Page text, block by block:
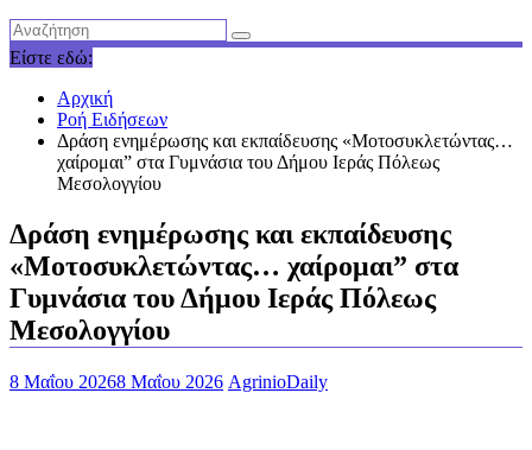
Είστε εδώ:
Αρχική
Ροή Ειδήσεων
Δράση ενημέρωσης και εκπαίδευσης «Μοτοσυκλετώντας…
χαίρομαι” στα Γυμνάσια του Δήμου Ιεράς Πόλεως
Μεσολογγίου
Δράση ενημέρωσης και εκπαίδευσης
«Μοτοσυκλετώντας… χαίρομαι” στα
Γυμνάσια του Δήμου Ιεράς Πόλεως
Μεσολογγίου
8 Μαΐου 20268 Μαΐου 2026 AgrinioDaily